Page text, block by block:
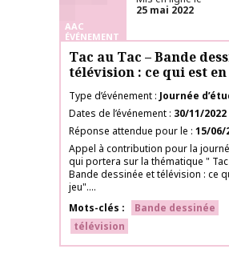
AAC
ÉVÉNEMENT
25 mai 2022
Tac au Tac – Bande
télévision : ce qui est
Type d’événement Journée
Dates de l’événement 30/11/2022
Réponse attendue pour le 15/06/
Appel à contribution pour la
qui portera sur la thématique " Tac
Bande dessinée et télévision : ce
jeu"....
Mots-clés
Bande dessinée
télévision